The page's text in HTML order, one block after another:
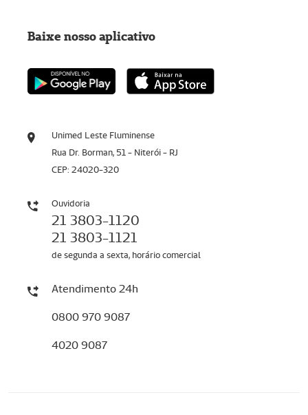
Unimed Leste Fluminense
Rua Dr. Borman, 51 - Niterói - RJ
CEP: 24020-320
Ouvidoria
21 3803-1120
21 3803-1121
de segunda a sexta, horário comercial
Atendimento 24h
0800 970 9087
4020 9087
Baixe nosso aplicativo